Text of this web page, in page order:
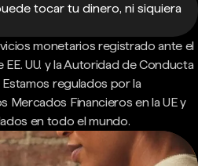
tocar tu dinero, ni siquiera
monetarios registrado ante el
UU. y la Autoridad de Conducta
Estamos regulados por la
Mercados Financieros en la UE y
en todo el mundo.